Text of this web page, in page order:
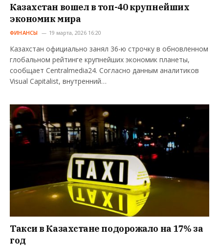
Казахстан вошел в топ-40 крупнейших
экономик мира
ФИНАНСЫ 19 марта, 2026 16:20
Казахстан официально занял 36-ю строчку в обновленном
глобальном рейтинге крупнейших экономик планеты,
сообщает Centralmedia24. Согласно данным аналитиков
Visual Capitalist, внутренний…
Такси в Казахстане подорожало на 17% за
год